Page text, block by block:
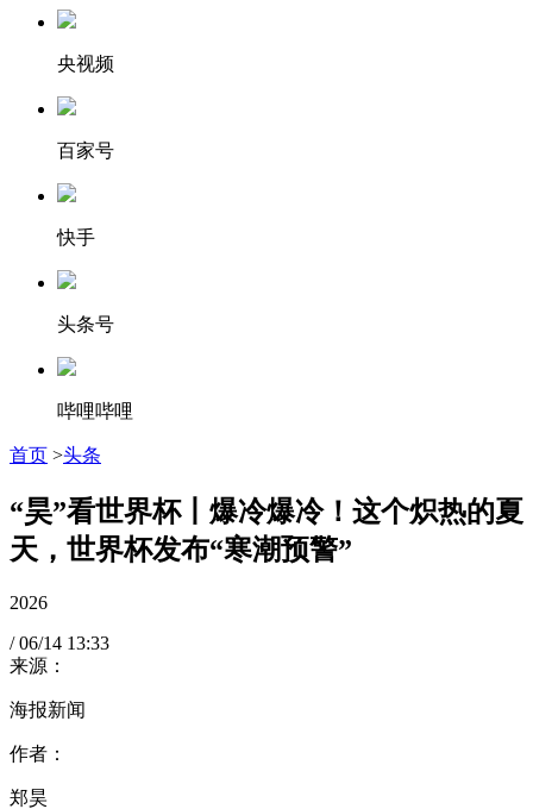
央视频
百家号
快手
头条号
哔哩哔哩
首页 >头条
“昊”看世界杯丨爆冷爆冷！这个炽热的夏
天，世界杯发布“寒潮预警”
2026
/ 06/14 13:33
来源：
海报新闻
作者：
郑昊